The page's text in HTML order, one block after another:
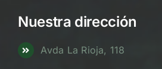
Nuestra dirección
Avda La Rioja, 118